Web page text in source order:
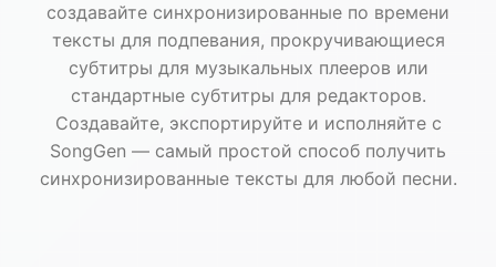
создавайте синхронизированные по времени
тексты для подпевания, прокручивающиеся
субтитры для музыкальных плееров или
стандартные субтитры для редакторов.
Создавайте, экспортируйте и исполняйте с
SongGen — самый простой способ получить
синхронизированные тексты для любой песни.